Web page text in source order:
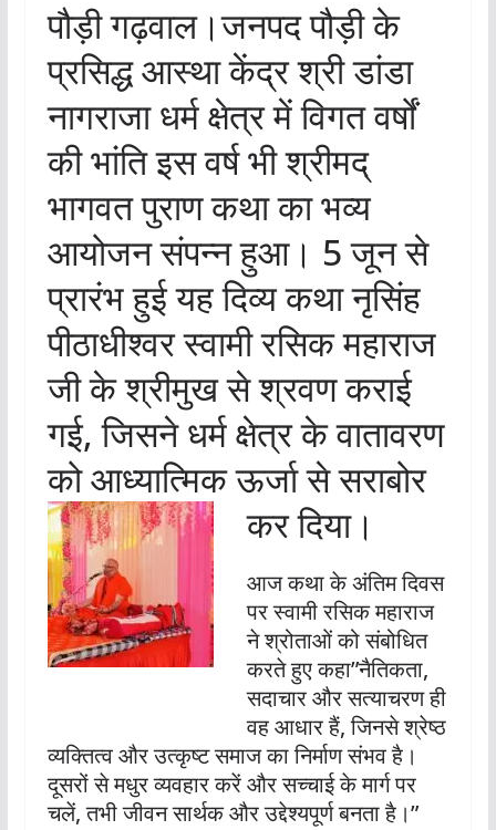
पौड़ी गढ़वाल।जनपद पौड़ी के
प्रसिद्ध आस्था केंद्र श्री डांडा
नागराजा धर्म क्षेत्र में विगत वर्षों
की भांति इस वर्ष भी श्रीमद्
भागवत पुराण कथा का भव्य
आयोजन संपन्न हुआ। 5 जून से
प्रारंभ हुई यह दिव्य कथा नृसिंह
पीठाधीश्वर स्वामी रसिक महाराज
जी के श्रीमुख से श्रवण कराई
गई, जिसने धर्म क्षेत्र के वातावरण
को आध्यात्मिक ऊर्जा से सराबोर
कर दिया।
आज कथा के अंतिम दिवस
पर स्वामी रसिक महाराज
ने श्रोताओं को संबोधित
करते हुए कहा”नैतिकता,
सदाचार और सत्याचरण ही
वह आधार हैं, जिनसे श्रेष्ठ
व्यक्तित्व और उत्कृष्ट समाज का निर्माण संभव है।
दूसरों से मधुर व्यवहार करें और सच्चाई के मार्ग पर
चलें, तभी जीवन सार्थक और उद्देश्यपूर्ण बनता है।”